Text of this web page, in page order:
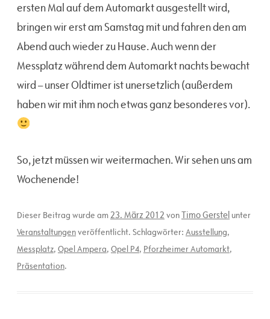
ersten Mal auf dem Automarkt ausgestellt wird,
bringen wir erst am Samstag mit und fahren den am
Abend auch wieder zu Hause. Auch wenn der
Messplatz während dem Automarkt nachts bewacht
wird – unser Oldtimer ist unersetzlich (außerdem
haben wir mit ihm noch etwas ganz besonderes vor).
So, jetzt müssen wir weitermachen. Wir sehen uns am
Wochenende!
Dieser Beitrag wurde am23. März 2012 vonTimo Gerstel unter
Veranstaltungenveröffentlicht. Schlagwörter: Ausstellung,
Messplatz, Opel Ampera, Opel P4, Pforzheimer Automarkt,
Präsentation.